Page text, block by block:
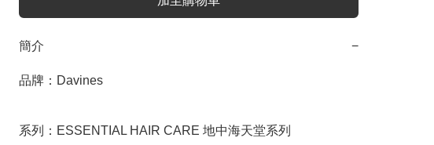
簡介 −
品牌：Davines
系列：ESSENTIAL HAIR CARE 地中海天堂系列